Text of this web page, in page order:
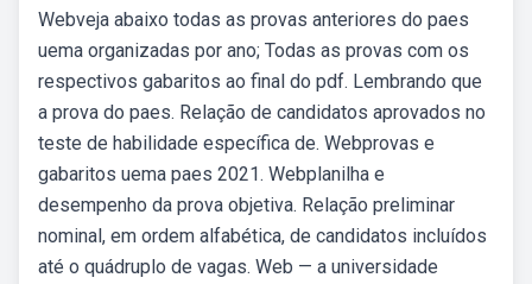
Webveja abaixo todas as provas anteriores do paes
uema organizadas por ano; Todas as provas com os
respectivos gabaritos ao final do pdf. Lembrando que
a prova do paes. Relação de candidatos aprovados no
teste de habilidade específica de. Webprovas e
gabaritos uema paes 2021. Webplanilha e
desempenho da prova objetiva. Relação preliminar
nominal, em ordem alfabética, de candidatos incluídos
até o quádruplo de vagas. Web — a universidade